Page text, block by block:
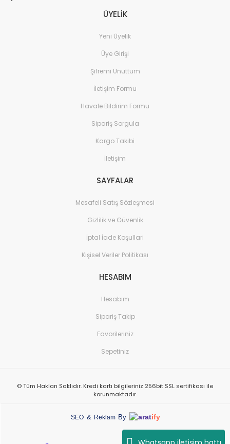
ÜYELİK
Yeni Üyelik
Üye Girişi
Şifremi Unuttum
İletişim Formu
Havale Bildirim Formu
Sipariş Sorgula
Kargo Takibi
İletişim
SAYFALAR
Mesafeli Satış Sözleşmesi
Gizlilik ve Güvenlik
İptal İade Koşullari
Kişisel Veriler Politikası
HESABIM
Hesabım
Sipariş Takip
Favorileriniz
Sepetiniz
© Tüm Hakları Saklıdır. Kredi kartı bilgileriniz 256bit SSL sertifikası ile
korunmaktadır.
SEO & Reklam By aratify